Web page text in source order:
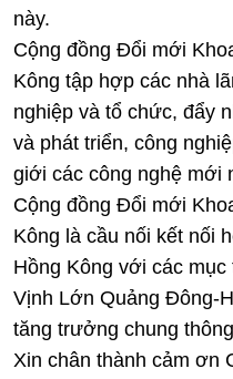
này.
Cộng đồng Đổi mới
Kông tập hợp các nhà
nghiệp và tổ chức, đẩy
và phát triển, công
giới các công nghệ mới
Cộng đồng Đổi mới
Kông là cầu nối kết nối
Hồng Kông với các
Vịnh Lớn Quảng Đông-
tăng trưởng chung
Xin chân thành cảm ơn